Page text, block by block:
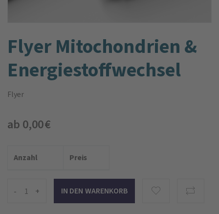
Flyer Mitochondrien &
Energiestoffwechsel
Flyer
ab 0,00 €
Anzahl Preis
- +